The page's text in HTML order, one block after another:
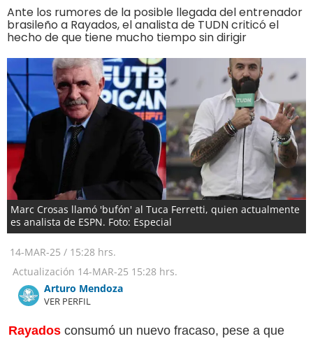
Ante los rumores de la posible llegada del entrenador
brasileño a Rayados, el analista de TUDN criticó el
hecho de que tiene mucho tiempo sin dirigir
Marc Crosas llamó 'bufón' al Tuca Ferretti, quien actualmente
es analista de ESPN. Foto: Especial
14-MAR-25 / 15:28 hrs.
Actualización 14-MAR-25 15:28 hrs.
Arturo Mendoza
VER PERFIL
Rayados consumó un nuevo fracaso, pese a que